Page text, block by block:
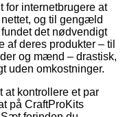
for internetbrugere at
og til gengæld
det nødvendigt
deres produkter – til
og mænd – drastisk,
uden omkostninger.
at kontrollere et par
på CraftProKits